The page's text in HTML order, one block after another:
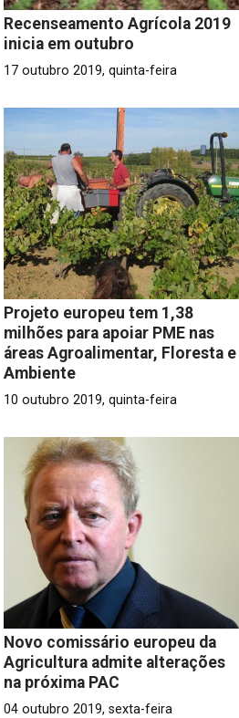
Recenseamento Agrícola 2019
inicia em outubro
17 outubro 2019, quinta-feira
Projeto europeu tem 1,38
milhões para apoiar PME nas
áreas Agroalimentar, Floresta e
Ambiente
10 outubro 2019, quinta-feira
Novo comissário europeu da
Agricultura admite alterações
na próxima PAC
04 outubro 2019, sexta-feira